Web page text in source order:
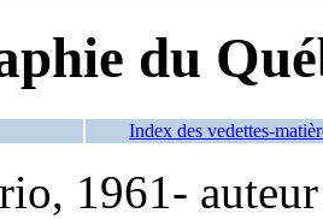
du
Index des vedettes-
1961- auteur